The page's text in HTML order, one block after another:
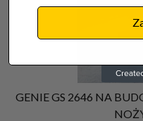
GENIE GS 2646 NA